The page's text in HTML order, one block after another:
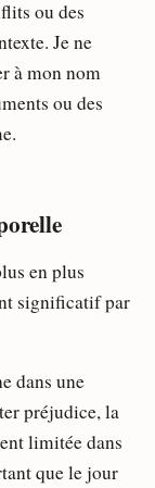
ou des
Je ne
à mon nom
ou des
en plus
significatif par
dans une
préjudice, la
limitée dans
que le jour